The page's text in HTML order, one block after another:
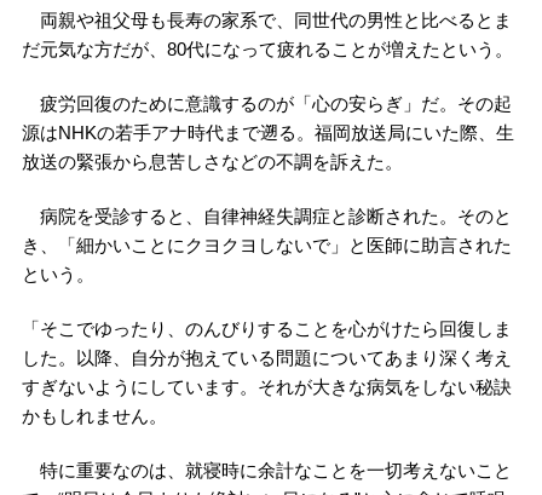
両親や祖父母も長寿の家系で、同世代の男性と比べるとま
だ元気な方だが、80代になって疲れることが増えたという。
疲労回復のために意識するのが「心の安らぎ」だ。その起
源はNHKの若手アナ時代まで遡る。福岡放送局にいた際、生
放送の緊張から息苦しさなどの不調を訴えた。
病院を受診すると、自律神経失調症と診断された。そのと
き、「細かいことにクヨクヨしないで」と医師に助言された
という。
「そこでゆったり、のんびりすることを心がけたら回復しま
した。以降、自分が抱えている問題についてあまり深く考え
すぎないようにしています。それが大きな病気をしない秘訣
かもしれません。
特に重要なのは、就寝時に余計なことを一切考えないこと